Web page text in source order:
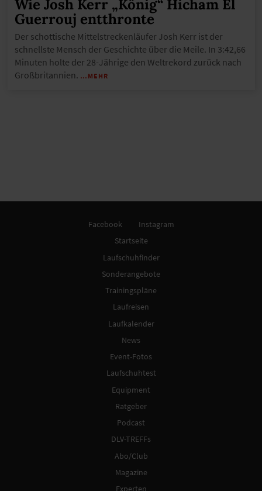
Wie Josh Kerr „König“ Hicham El
Guerrouj entthronte
Der schottische Mittelstreckenläufer Josh Kerr ist der
schnellste Mensch der Geschichte über die Meile. In 3:42,66
Minuten holte der 28-Jährige den Weltrekord zurück nach
Großbritannien. …MEHR
Facebook
Instagram
Startseite
Laufschuhfinder
Sonderangebote
Trainingspläne
Laufreisen
Laufkalender
News
Event-Fotos
Laufschuhtest
Equipment
Ratgeber
Podcast
DLV-TREFFs
Abo/Club
Magazine
Experten